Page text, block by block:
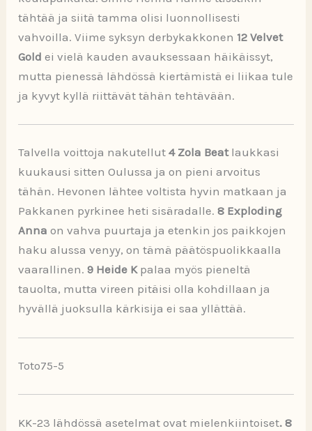
tähtää ja siitä tamma olisi luonnollisesti
vahvoilla. Viime syksyn derbykakkonen 12 Velvet
Gold ei vielä kauden avauksessaan häikäissyt,
mutta pienessä lähdössä kiertämistä ei liikaa tule
ja kyvyt kyllä riittävät tähän tehtävään.
Talvella voittoja nakutellut4 Zola Beatlaukkasi
kuukausi sitten Oulussa ja on pieni arvoitus
tähän. Hevonen lähtee voltista hyvin matkaan ja
Pakkanen pyrkinee heti sisäradalle.8 Exploding
Annaon vahva puurtaja ja etenkin jos paikkojen
haku alussa venyy, on tämä päätöspuolikkaalla
vaarallinen.9 Heide Kpalaa myös pieneltä
tauolta, mutta vireen pitäisi olla kohdillaan ja
hyvällä juoksulla kärkisija ei saa yllättää.
Toto75-5
KK-23 lähdössä asetelmat ovat mielenkiintoiset. 8